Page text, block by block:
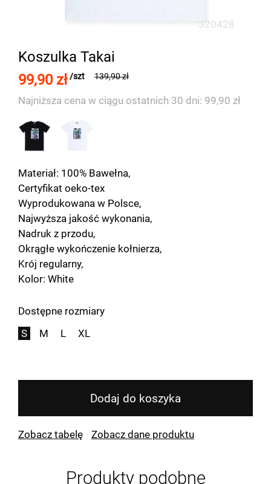
Koszulka Takai
320428
99,90 zł /szt 139,90 zł
Najniższa cena w ciągu ostatnich 30 dni: 99,90 zł
Materiał: 100% Bawełna,
Certyfikat oeko-tex
Wyprodukowana w Polsce,
Najwyższa jakość wykonania,
Nadruk z przodu,
Okrągłe wykończenie kołnierza,
Krój regularny,
Kolor: White
Dostępne rozmiary
S
M L XL
Dodaj do koszyka
Zobacz tabelę Zobacz dane produktu
Produkty podobne